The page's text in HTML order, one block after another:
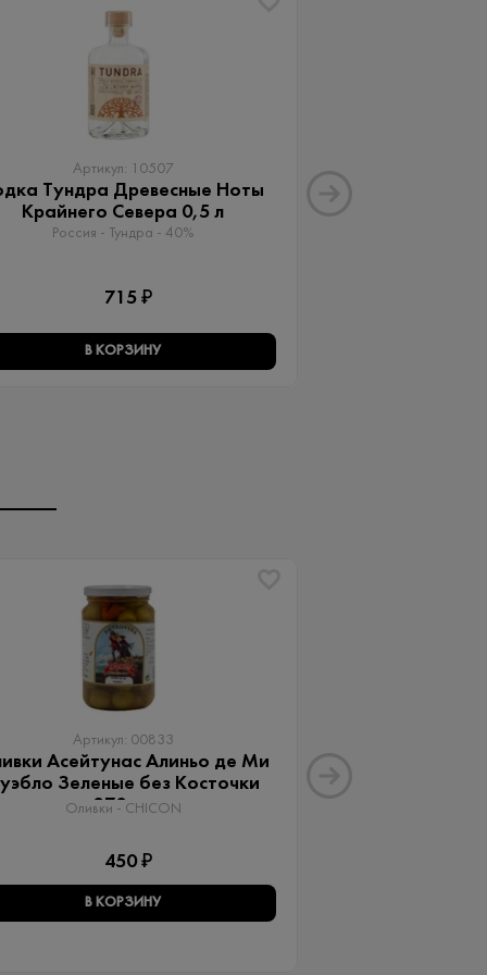
Артикул: 10507
Тундра Древесные Ноты
Крайнего Севера 0,5 л
Россия - Тундра - 40%
715 ₽
В КОРЗИНУ
Артикул: 00833
Асейтунас Алиньо де Ми
Зеленые без Косточки
370 мл
Оливки - CHICON
450 ₽
В КОРЗИНУ